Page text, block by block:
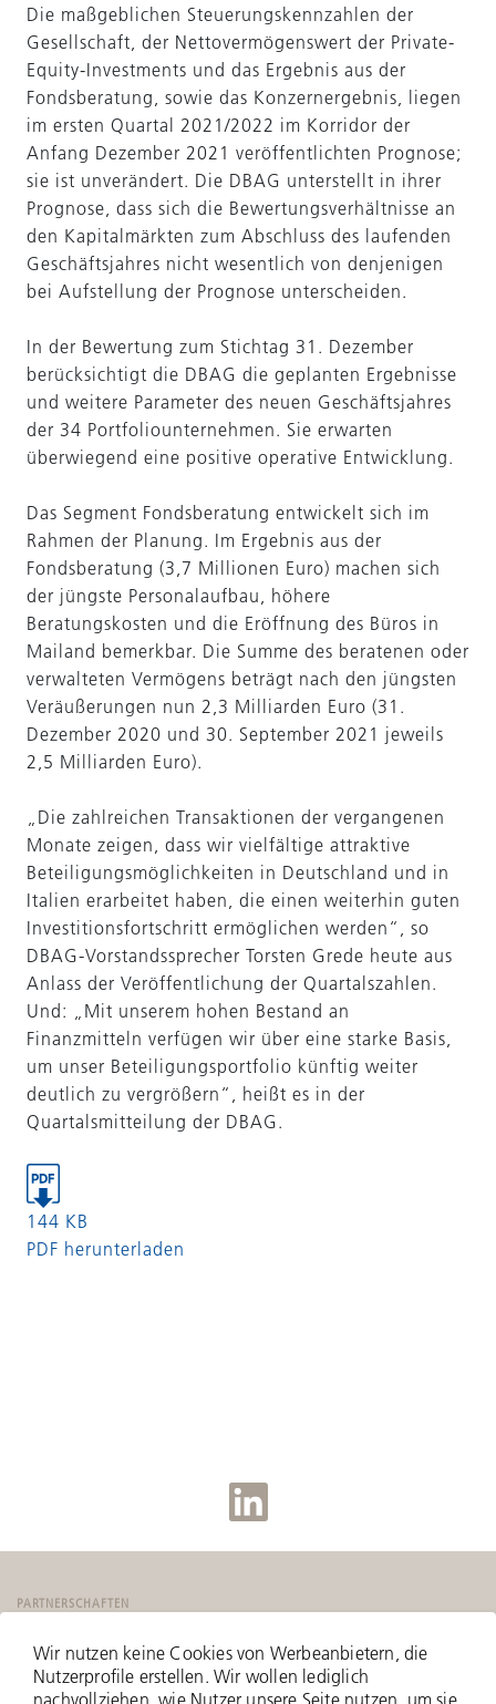
Die maßgeblichen Steuerungskennzahlen der
Gesellschaft, der Netto­vermögens­wert der Private-
Equity-Investments und das Ergebnis aus der
Fondsberatung, sowie das Konzernergebnis, liegen
im ersten Quartal 2021/2022 im Korridor der
Anfang Dezember 2021 veröffentlichten Prognose;
sie ist unverändert. Die DBAG unterstellt in ihrer
Prognose, dass sich die Bewertungsverhältnisse an
den Kapitalmärkten zum Abschluss des laufenden
Geschäftsjahres nicht wesentlich von denjenigen
bei Aufstellung der Prognose unterscheiden.
In der Bewertung zum Stichtag 31. Dezember
berücksichtigt die DBAG die geplanten Ergebnisse
und weitere Parameter des neuen Geschäftsjahres
der 34 Portfoliounternehmen. Sie erwarten
überwiegend eine positive operative Ent­wicklung.
Das Segment Fondsberatung entwickelt sich im
Rahmen der Planung. Im Ergebnis aus der
Fondsberatung (3,7 Millionen Euro) machen sich
der jüngste Personalaufbau, höhere
Beratungskosten und die Eröffnung des Büros in
Mailand bemerkbar. Die Summe des beratenen oder
verwalteten Vermögens beträgt nach den jüngsten
Veräußerungen nun 2,3 Milliarden Euro (31.
Dezember 2020 und 30. September 2021 jeweils
2,5 Milliarden Euro).
„Die zahlreichen Transaktionen der vergangenen
Monate zeigen, dass wir vielfältige attraktive
Beteiligungsmöglichkeiten in Deutschland und in
Italien erarbeitet haben, die einen weiterhin guten
Investitionsfortschritt ermöglichen werden“, so
DBAG-Vorstandssprecher Torsten Grede heute aus
Anlass der Veröffentlichung der Quartalszahlen.
Und: „Mit unserem hohen Bestand an
Finanzmitteln verfügen wir über eine starke Basis,
um unser Beteiligungsportfolio künftig weiter
deutlich zu vergrößern“, heißt es in der
Quartalsmitteilung der DBAG.
144 KB
PDF herunterladen
PARTNERSCHAFTEN
Wir nutzen keine Cookies von Werbeanbietern, die
Nutzerprofile erstellen. Wir wollen lediglich
nachvollziehen, wie Nutzer unsere Seite nutzen, um sie